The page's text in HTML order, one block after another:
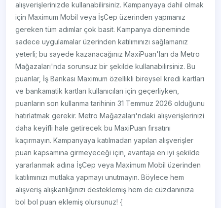
alışverişlerinizde kullanabilirsiniz. Kampanyaya dahil olmak
için Maximum Mobil veya İşCep üzerinden yapmanız
gereken tüm adımlar çok basit. Kampanya döneminde
sadece uygulamalar üzerinden katılımınızı sağlamanız
yeterli; bu sayede kazanacağınız MaxiPuan'ları da Metro
Mağazaları'nda sorunsuz bir şekilde kullanabilirsiniz. Bu
puanlar, İş Bankası Maximum özellikli bireysel kredi kartları
ve bankamatik kartları kullanıcıları için geçerliyken,
puanların son kullanma tarihinin 31 Temmuz 2026 olduğunu
hatırlatmak gerekir. Metro Mağazaları'ndaki alışverişlerinizi
daha keyifli hale getirecek bu MaxiPuan fırsatını
kaçırmayın. Kampanyaya katılmadan yapılan alışverişler
puan kapsamına girmeyeceği için, avantaja en iyi şekilde
yararlanmak adına İşCep veya Maximum Mobil üzerinden
katılımınızı mutlaka yapmayı unutmayın. Böylece hem
alışveriş alışkanlığınızı desteklemiş hem de cüzdanınıza
bol bol puan eklemiş olursunuz! {